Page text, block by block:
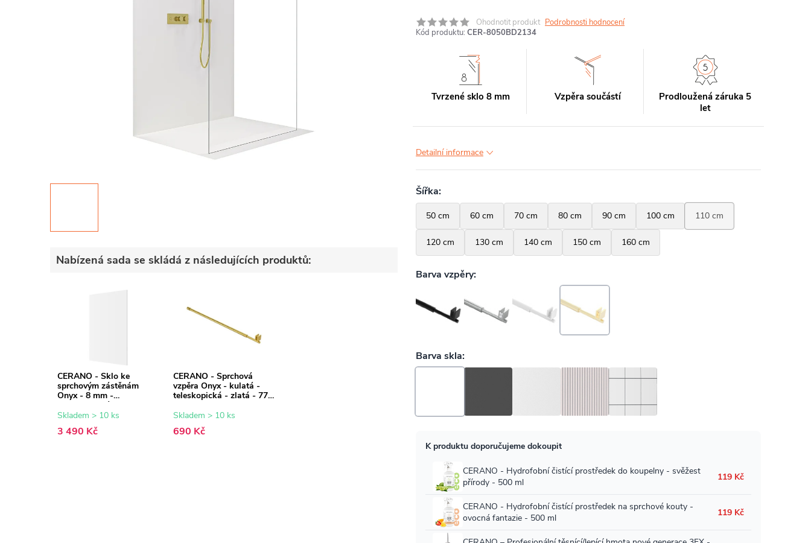
Nabízená sada se skládá z následujících produktů:
CERANO - Sklo ke
sprchovým zástěnám
Onyx - 8 mm -
transparentní sklo -
110x200 cm
Skladem > 10 ks
3 490 Kč
CERANO - Sprchová
vzpěra Onyx - kulatá -
teleskopická - zlatá - 77-
Skladem > 10 ks
690 Kč
Ohodnotit produkt Podrobnosti hodnocení
Kód produktu: CER-8050BD2134
Tvrzené sklo 8 mm Vzpěra součástí
Prodloužená záruka 5
let
Detailní informace